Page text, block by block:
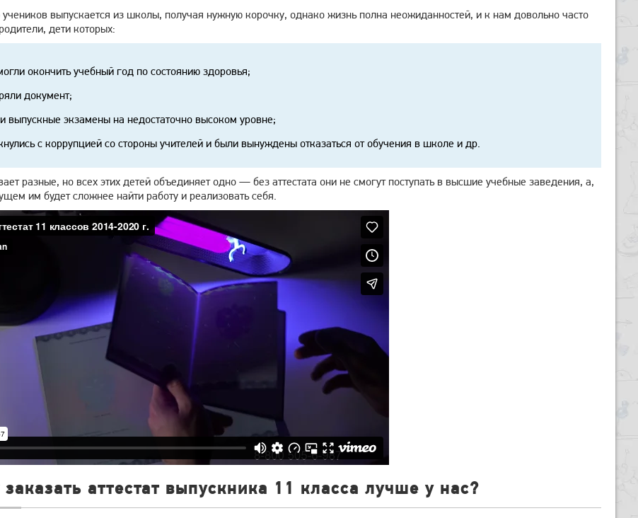
выпускается из школы, получая нужную корочку, однако жизнь полна неожиданностей, и к нам довольно часто
дети которых:
окончить учебный год по состоянию здоровья;
документ;
выпускные экзамены на недостаточно высоком уровне;
с коррупцией со стороны учителей и были вынуждены отказаться от обучения в школе и др.
разные, но всех этих детей объединяет одно — без аттестата они не смогут поступать в высшие учебные заведения, а,
им будет сложнее найти работу и реализовать себя.
аттестат выпускника 11 класса лучше у нас?